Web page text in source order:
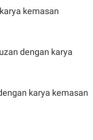
kemasan
dengan karya
karya kemasan